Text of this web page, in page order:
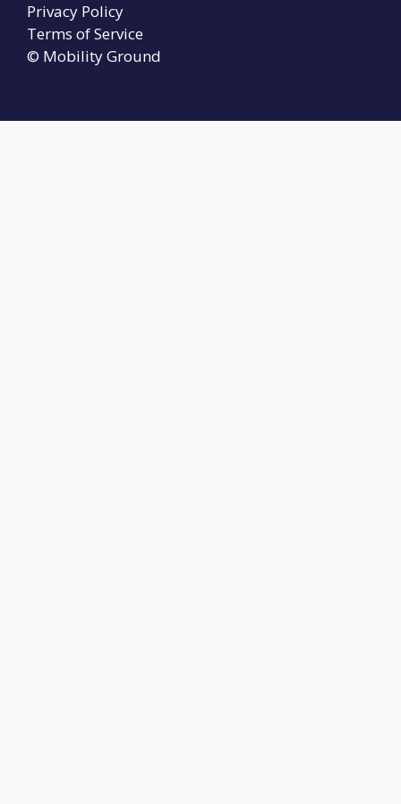
© Mobility Ground
Privacy Policy
Terms of Service